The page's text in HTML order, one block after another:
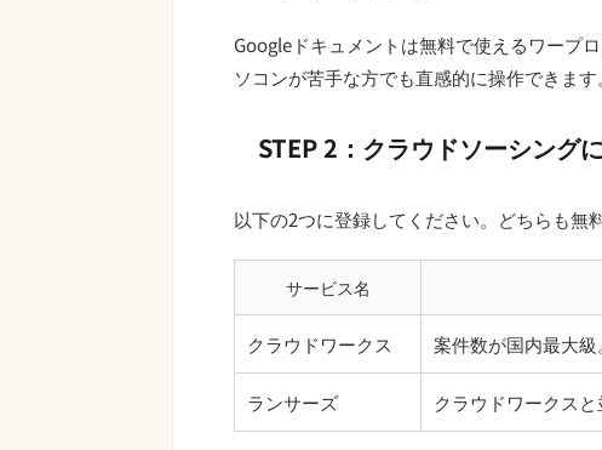
Googleドキュメントは無料で使えるワープ
ソコンが苦手な方でも直感的に操作できます。
STEP 2：クラウドソーシング
以下の2つに登録してください。どちらも無料
サービス名
クラウドワークス 案件数が国内最大
ランサーズ クラウドワークス